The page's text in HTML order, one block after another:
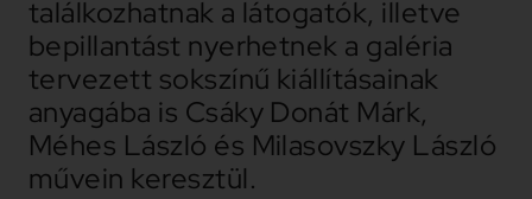
találkozhatnak a látogatók, illetve
bepillantást nyerhetnek a galéria
tervezett sokszínű kiállításainak
anyagába is Csáky Donát Márk,
Méhes László és Milasovszky László
művein keresztül.